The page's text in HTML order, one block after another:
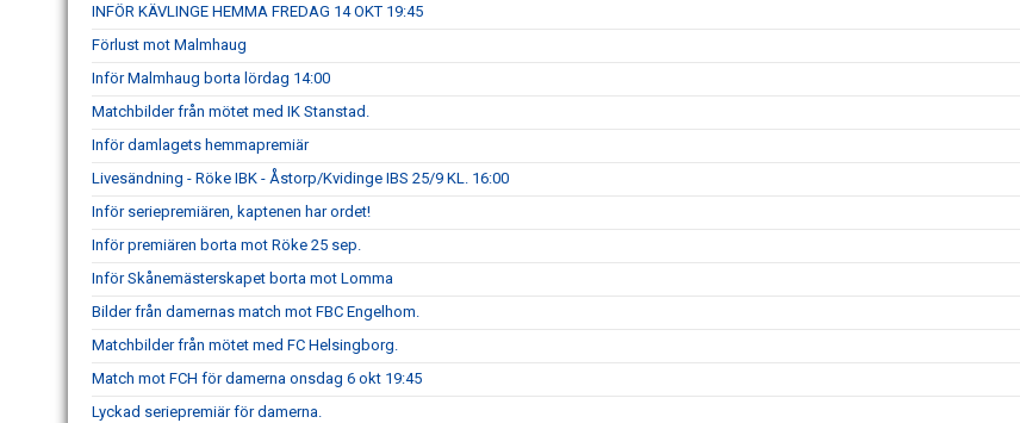
INFÖR KÄVLINGE HEMMA FREDAG 14 OKT 19:45
Förlust mot Malmhaug
Inför Malmhaug borta lördag 14:00
Matchbilder från mötet med IK Stanstad.
Inför damlagets hemmapremiär
Livesändning - Röke IBK - Åstorp/Kvidinge IBS 25/9 KL. 16:00
Inför seriepremiären, kaptenen har ordet!
Inför premiären borta mot Röke 25 sep.
Inför Skånemästerskapet borta mot Lomma
Bilder från damernas match mot FBC Engelhom.
Matchbilder från mötet med FC Helsingborg.
Match mot FCH för damerna onsdag 6 okt 19:45
Lyckad seriepremiär för damerna.